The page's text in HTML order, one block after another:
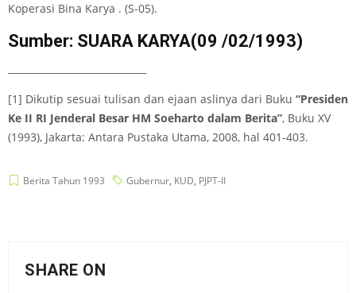
Koperasi Bina Karya . (S-05).
Sumber: SUARA KARYA(09 /02/1993)
[1] Dikutip sesuai tulisan dan ejaan aslinya dari Buku “Presiden
Ke II RI Jenderal Besar HM Soeharto dalam Berita”, Buku XV
(1993), Jakarta: Antara Pustaka Utama, 2008, hal 401-403.
Berita Tahun 1993 Gubernur, KUD, PJPT-II
SHARE ON